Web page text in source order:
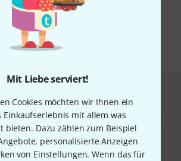
Mit Liebe serviert!
Cookies möchten wir Ihnen ein
Einkaufserlebnis mit allem was
bieten. Dazu zählen zum Beispiel
personalisierte Anzeigen
von Einstellungen. Wenn das für
anmelden“ stimmen Sie dem Erhalt von E-Mail-
des E-Mail-Nutzungsverhaltens zu. Die
möglich. Weitere Informationen finden Sie in
unserenDatenschutzhinweisen
* Pflichtfeld
& bezahlen